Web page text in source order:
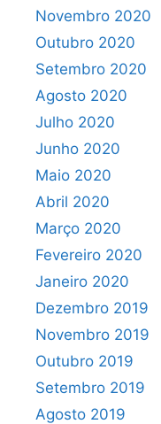
Novembro 2020
Outubro 2020
Setembro 2020
Agosto 2020
Julho 2020
Junho 2020
Maio 2020
Abril 2020
Março 2020
Fevereiro 2020
Janeiro 2020
Dezembro 2019
Novembro 2019
Outubro 2019
Setembro 2019
Agosto 2019